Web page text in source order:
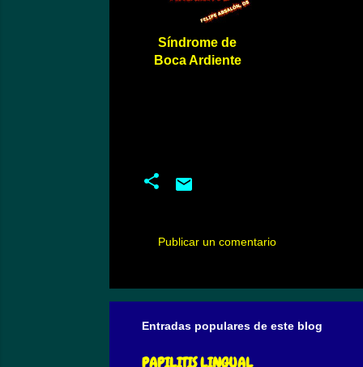
Síndrome de
Boca Ardiente
m
e
Publicar un comentario
Entradas populares de este blog
PAPILITIS LINGUAL